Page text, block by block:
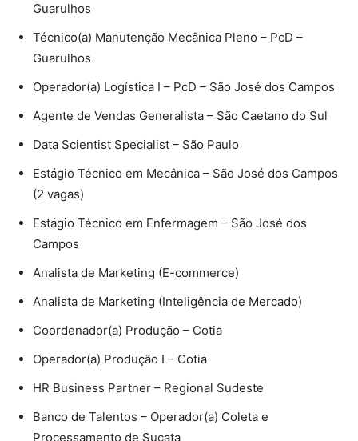
Guarulhos
Técnico(a) Manutenção Mecânica Pleno – PcD –
Guarulhos
Operador(a) Logística I – PcD – São José dos Campos
Agente de Vendas Generalista – São Caetano do Sul
Data Scientist Specialist – São Paulo
Estágio Técnico em Mecânica – São José dos Campos
(2 vagas)
Estágio Técnico em Enfermagem – São José dos
Campos
Analista de Marketing (E-commerce)
Analista de Marketing (Inteligência de Mercado)
Coordenador(a) Produção – Cotia
Operador(a) Produção I – Cotia
HR Business Partner – Regional Sudeste
Banco de Talentos – Operador(a) Coleta e
Processamento de Sucata